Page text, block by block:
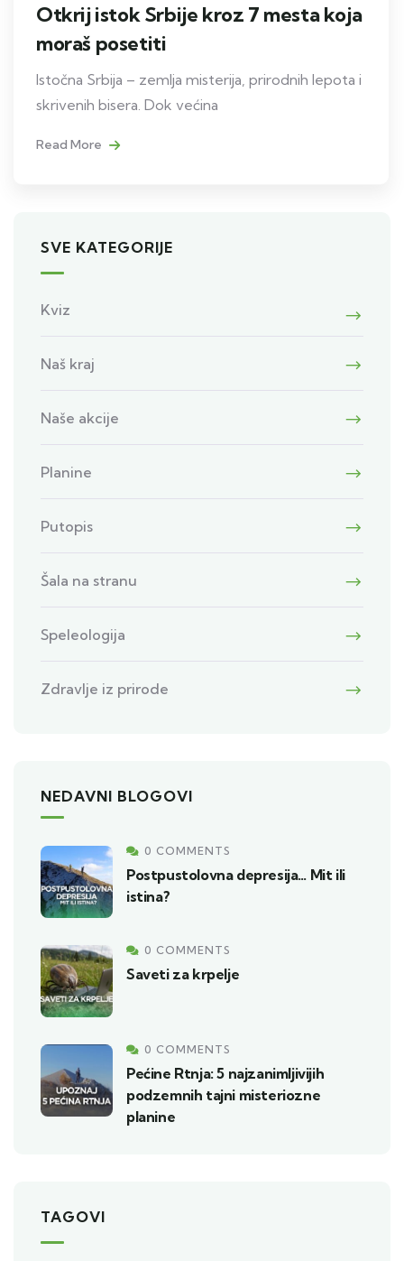
Otkrij istok Srbije kroz 7 mesta koja
moraš posetiti
Istočna Srbija – zemlja misterija, prirodnih lepota i
skrivenih bisera. Dok većina
Read More
SVE KATEGORIJE
Kviz
Naš kraj
Naše akcije
Planine
Putopis
Šala na stranu
Speleologija
Zdravlje iz prirode
NEDAVNI BLOGOVI
0 COMMENTS
Postpustolovna depresija… Mit ili
istina?
0 COMMENTS
Saveti za krpelje
0 COMMENTS
Pećine Rtnja: 5 najzanimljivijih
podzemnih tajni misteriozne
planine
TAGOVI